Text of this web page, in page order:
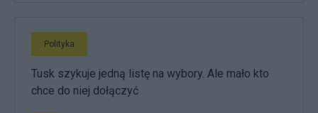
Polityka
Tusk szykuje jedną listę na wybory. Ale mało kto
chce do niej dołączyć